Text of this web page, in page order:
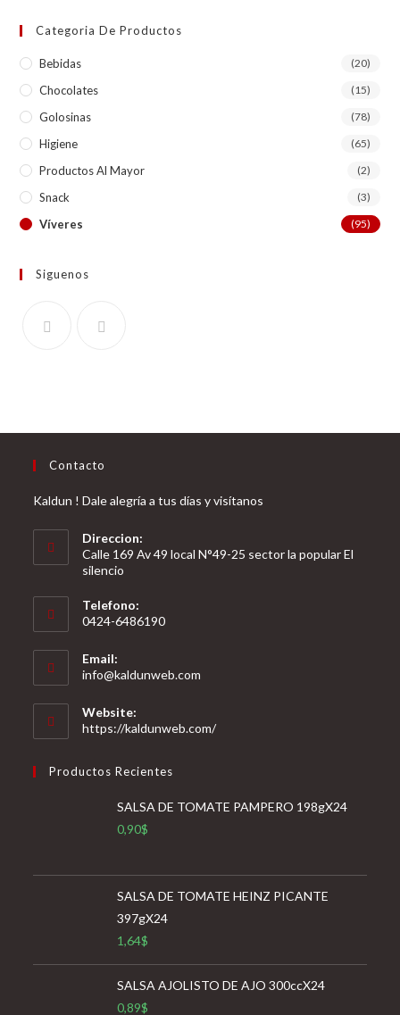
Categoria De Productos
Bebidas (20)
Chocolates (15)
Golosinas (78)
Higiene (65)
Productos Al Mayor (2)
Snack (3)
Víveres (95)
Siguenos
Contacto
Kaldun ! Dale alegría a tus días y visítanos
Direccion:
Calle 169 Av 49 local N°49-25 sector la popular El
silencio
Telefono:
0424-6486190
Email:
info@kaldunweb.com
aplicación
Website:
https://kaldunweb.com/
Productos Recientes
SALSA DE TOMATE PAMPERO 198gX24
0,90$
SALSA DE TOMATE HEINZ PICANTE
397gX24
1,64$
SALSA AJOLISTO DE AJO 300ccX24
0,89$